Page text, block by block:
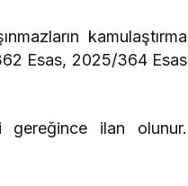
kamulaştırma
Esas, 2025/364 Esas
gereğince ilan olunur.